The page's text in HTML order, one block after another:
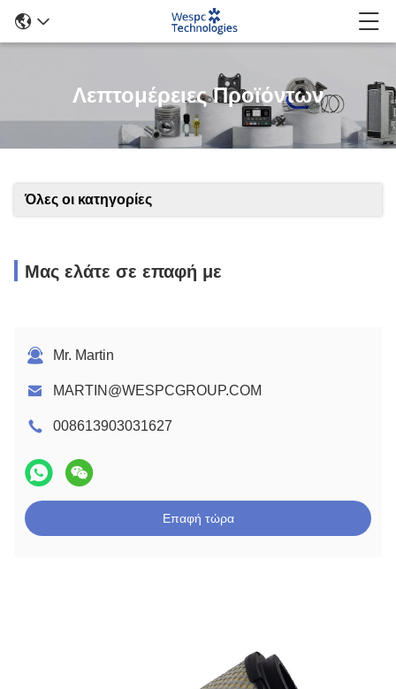
Λεπτομέρειες Προϊόντων
Όλες οι κατηγορίες
Μας ελάτε σε επαφή με
Mr. Martin
MARTIN@WESPCGROUP.COM
008613903031627
Επαφή τώρα